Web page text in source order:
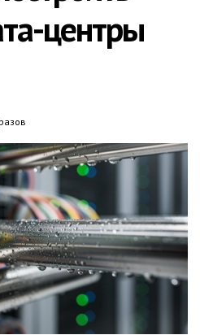
центры